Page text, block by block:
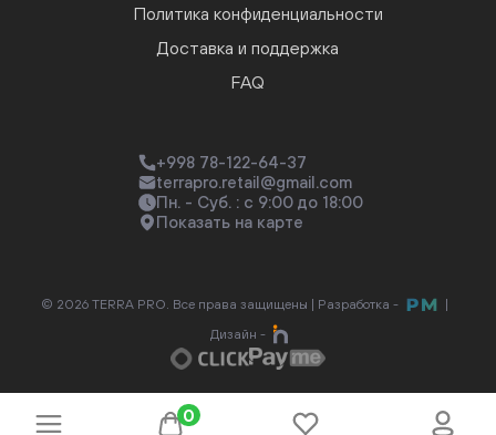
0
Политика конфиденциальности
Доставка и поддержка
FAQ
+998 78-122-64-37
terrapro.retail@gmail.com
Пн. - Суб. : с 9:00 до 18:00
Показать на карте
© 2026 TERRA PRO. Все права защищены | Разработка -
Дизайн -